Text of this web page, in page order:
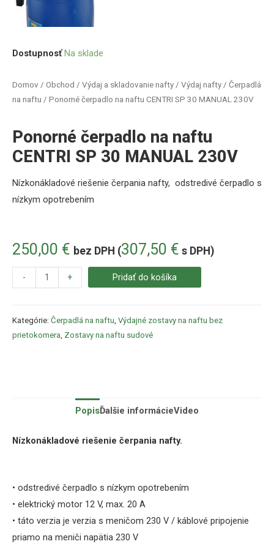
Domov / Obchod / Výdaj a skladovanie nafty / Výdaj nafty / Čerpadlá
na naftu / Ponorné čerpadlo na naftu CENTRI SP 30 MANUAL 230V
Ponorné čerpadlo na naftu
CENTRI SP 30 MANUAL 230V
250,00 € bez DPH (307,50 € s DPH)
Nízkonákladové riešenie čerpania nafty, odstredivé čerpadlo s
nízkym opotrebením
Dostupnosť Na sklade
- + Pridať do košíka
Kategórie: Čerpadlá na naftu, Výdajné zostavy na naftu bez
prietokomera, Zostavy na naftu sudové
PopisĎalšie informácieVideo
Nízkonákladové riešenie čerpania nafty.
• odstredivé čerpadlo s nízkym opotrebením
• elektrický motor 12 V, max. 20 A
• táto verzia je verzia s meničom 230 V / káblové pripojenie
priamo na meniči napätia 230 V